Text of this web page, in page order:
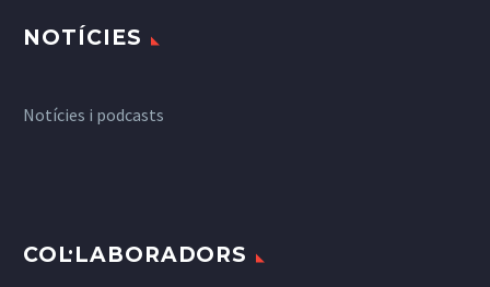
NOTÍCIES
Notícies i podcasts
COL·LABORADORS